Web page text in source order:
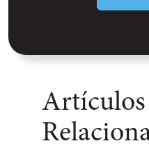
Artículos